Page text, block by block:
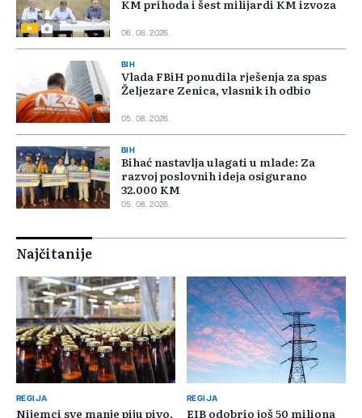
KM prihoda i šest milijardi KM izvoza
06. 08. 2026.
BIH
Vlada FBiH ponudila rješenja za spas
Željezare Zenica, vlasnik ih odbio
05. 08. 2026.
BIH
Bihać nastavlja ulagati u mlade: Za
razvoj poslovnih ideja osigurano
32.000 KM
05. 08. 2026.
Najčitanije
REGIJA
Nijemci sve manje piju pivo,
REGIJA
EIB odobrio još 50 miliona